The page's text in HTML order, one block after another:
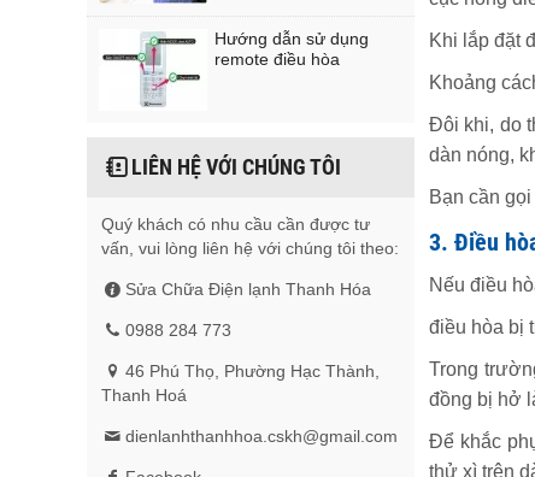
Hướng dẫn sử dụng
remote điều hòa
LIÊN HỆ VỚI CHÚNG TÔI
Quý khách có nhu cầu cần được tư
vấn, vui lòng liên hệ với chúng tôi theo:
Sửa Chữa Điện lạnh Thanh Hóa
0988 284 773
46 Phú Thọ, Phường Hạc Thành,
Thanh Hoá
dienlanhthanhhoa.cskh@gmail.com
Khi lắp đặt
Khoảng
Đôi khi, do
dàn nóng,
Bạn cần
3. Điều
Nếu điều
điều hòa bị
Trong
đồng bị hở
Để khắc
thử xì trên